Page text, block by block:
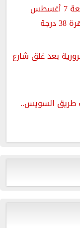
درجات الحرارة اليوم الجمعة 7 أغسطس
بعد غلق شارع
طريق السويس..